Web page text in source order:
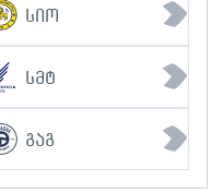
სიო
სმტ
გაგ